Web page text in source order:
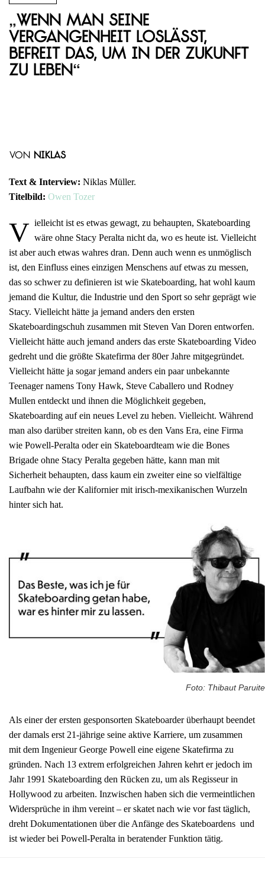
„Wenn man seine
Vergangenheit loslässt,
befreit das, um in der Zukunft
zu leben“
von Niklas
Text & Interview: Niklas Müller.
Titelbild: Owen Tozer
V ielleicht ist es etwas gewagt, zu behaupten, Skateboarding
wäre ohne Stacy Peralta nicht da, wo es heute ist. Vielleicht
ist aber auch etwas wahres dran. Denn auch wenn es unmöglisch
ist, den Einfluss eines einzigen Menschens auf etwas zu messen,
das so schwer zu definieren ist wie Skateboarding, hat wohl kaum
jemand die Kultur, die Industrie und den Sport so sehr geprägt wie
Stacy. Vielleicht hätte ja jemand anders den ersten
Skateboardingschuh zusammen mit Steven Van Doren entworfen.
Vielleicht hätte auch jemand anders das erste Skateboarding Video
gedreht und die größte Skatefirma der 80er Jahre mitgegründet.
Vielleicht hätte ja sogar jemand anders ein paar unbekannte
Teenager namens Tony Hawk, Steve Caballero und Rodney
Mullen entdeckt und ihnen die Möglichkeit gegeben,
Skateboarding auf ein neues Level zu heben. Vielleicht. Während
man also darüber streiten kann, ob es den Vans Era, eine Firma
wie Powell-Peralta oder ein Skateboardteam wie die Bones
Brigade ohne Stacy Peralta gegeben hätte, kann man mit
Sicherheit behaupten, dass kaum ein zweiter eine so vielfältige
Laufbahn wie der Kalifornier mit irisch-mexikanischen Wurzeln
hinter sich hat.
Foto: Thibaut Paruite
Als einer der ersten gesponsorten Skateboarder überhaupt beendet
der damals erst 21-jährige seine aktive Karriere, um zusammen
mit dem Ingenieur George Powell eine eigene Skatefirma zu
gründen. Nach 13 extrem erfolgreichen Jahren kehrt er jedoch im
Jahr 1991 Skateboarding den Rücken zu, um als Regisseur in
Hollywood zu arbeiten. Inzwischen haben sich die vermeintlichen
Widersprüche in ihm vereint – er skatet nach wie vor fast täglich,
dreht Dokumentationen über die Anfänge des Skateboardens und
ist wieder bei Powell-Peralta in beratender Funktion tätig.